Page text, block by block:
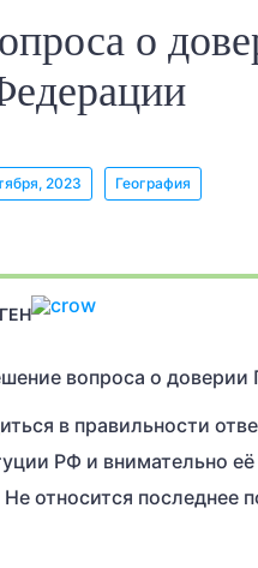
о
2023 География
вопроса о
в правильности
РФ и внимательно
относится последнее